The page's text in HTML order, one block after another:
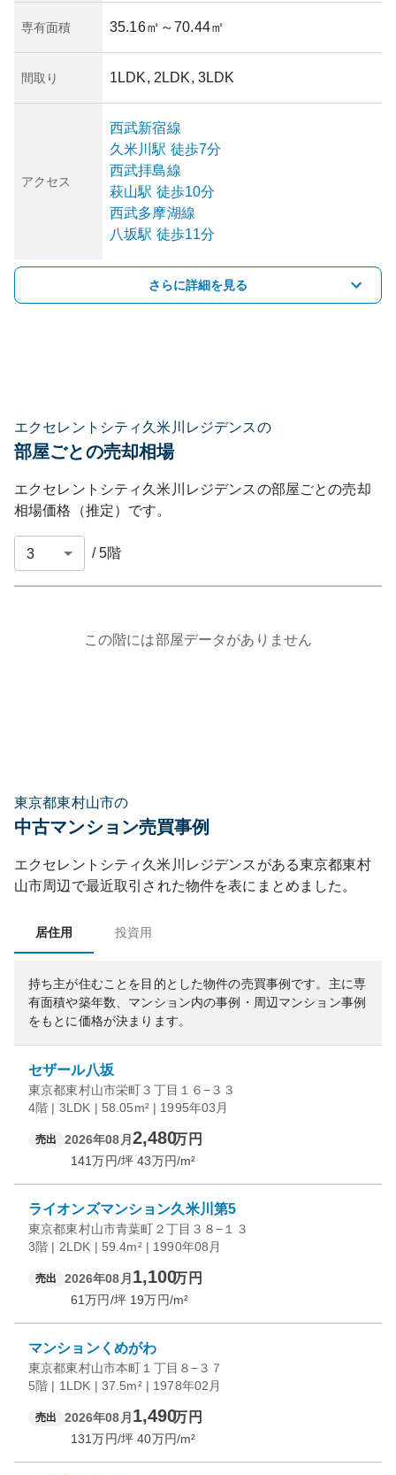
専有面積 35.16㎡ ～70.44㎡
間取り 1LDK, 2LDK, 3LDK
アクセス
西武新宿線
久米川駅 徒歩7分
西武拝島線
萩山駅 徒歩10分
西武多摩湖線
八坂駅 徒歩11分
さらに詳細を見る
エクセレントシティ久米川レジデンスの
部屋ごとの売却相場
エクセレントシティ久米川レジデンスの部屋ごとの売却
相場価格（推定）です。
/5階
この階には部屋データがありません
東京都東村山市の
中古マンション売買事例
エクセレントシティ久米川レジデンス がある東京都東村
山市周辺で最近取引された物件を表にまとめました。
居住用 投資用
持ち主が住むことを目的とした物件の売買事例です。 主に専
有面積や築年数、マンション内の事例・周辺マンション事例
をもとに価格が決まります。
セザール八坂
東京都東村山市栄町３丁目１６−３３
4階 | 3LDK | 58.05m² | 1995年03月
売出 2026年08月 2,480万円
141万円/坪 43万円/m²
ライオンズマンション久米川第5
東京都東村山市青葉町２丁目３８−１３
3階 | 2LDK | 59.4m² | 1990年08月
売出 2026年08月 1,100万円
61万円/坪 19万円/m²
マンションくめがわ
東京都東村山市本町１丁目８−３７
5階 | 1LDK | 37.5m² | 1978年02月
売出 2026年08月 1,490万円
131万円/坪 40万円/m²